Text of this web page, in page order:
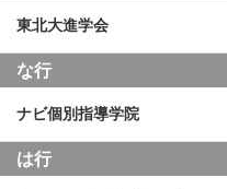
東北大進学会
な行
ナビ個別指導学院
は行